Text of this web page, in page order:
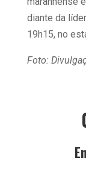
diante da
19h15, no
Foto: